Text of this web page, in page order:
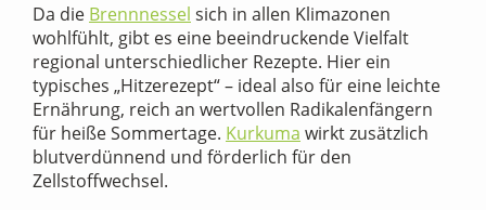
Da die Brennnessel sich in allen Klimazonen
wohlfühlt, gibt es eine beeindruckende Vielfalt
regional unterschiedlicher Rezepte. Hier ein
typisches „Hitzerezept“ – ideal also für eine leichte
Ernährung, reich an wertvollen Radikalenfängern
für heiße Sommertage. Kurkuma wirkt zusätzlich
blutverdünnend und förderlich für den
Zellstoﬀwechsel.